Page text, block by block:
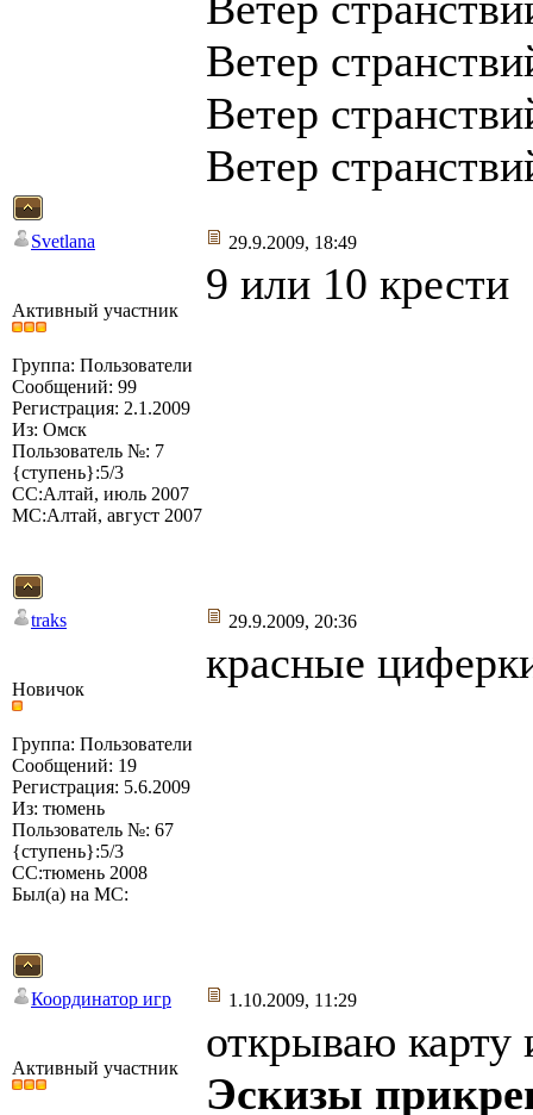
Ветер
Ветер
Ветер
Svetlana 29.9.2009, 18:49
Активный участник
Группа: Пользователи
Сообщений: 99
Регистрация: 2.1.2009
Из: Омск
Пользователь №: 7
{ступень}:5/3
СС:Алтай, июль 2007
МС:Алтай, август 2007
9 или 10 крести
traks 29.9.2009, 20:36
Новичок
Группа: Пользователи
Сообщений: 19
Регистрация: 5.6.2009
Из: тюмень
Пользователь №: 67
{ступень}:5/3
СС:тюмень 2008
Был(а) на МС:
красные
Координатор игр 1.10.2009, 11:29
Активный участник
открываю
Эскизы